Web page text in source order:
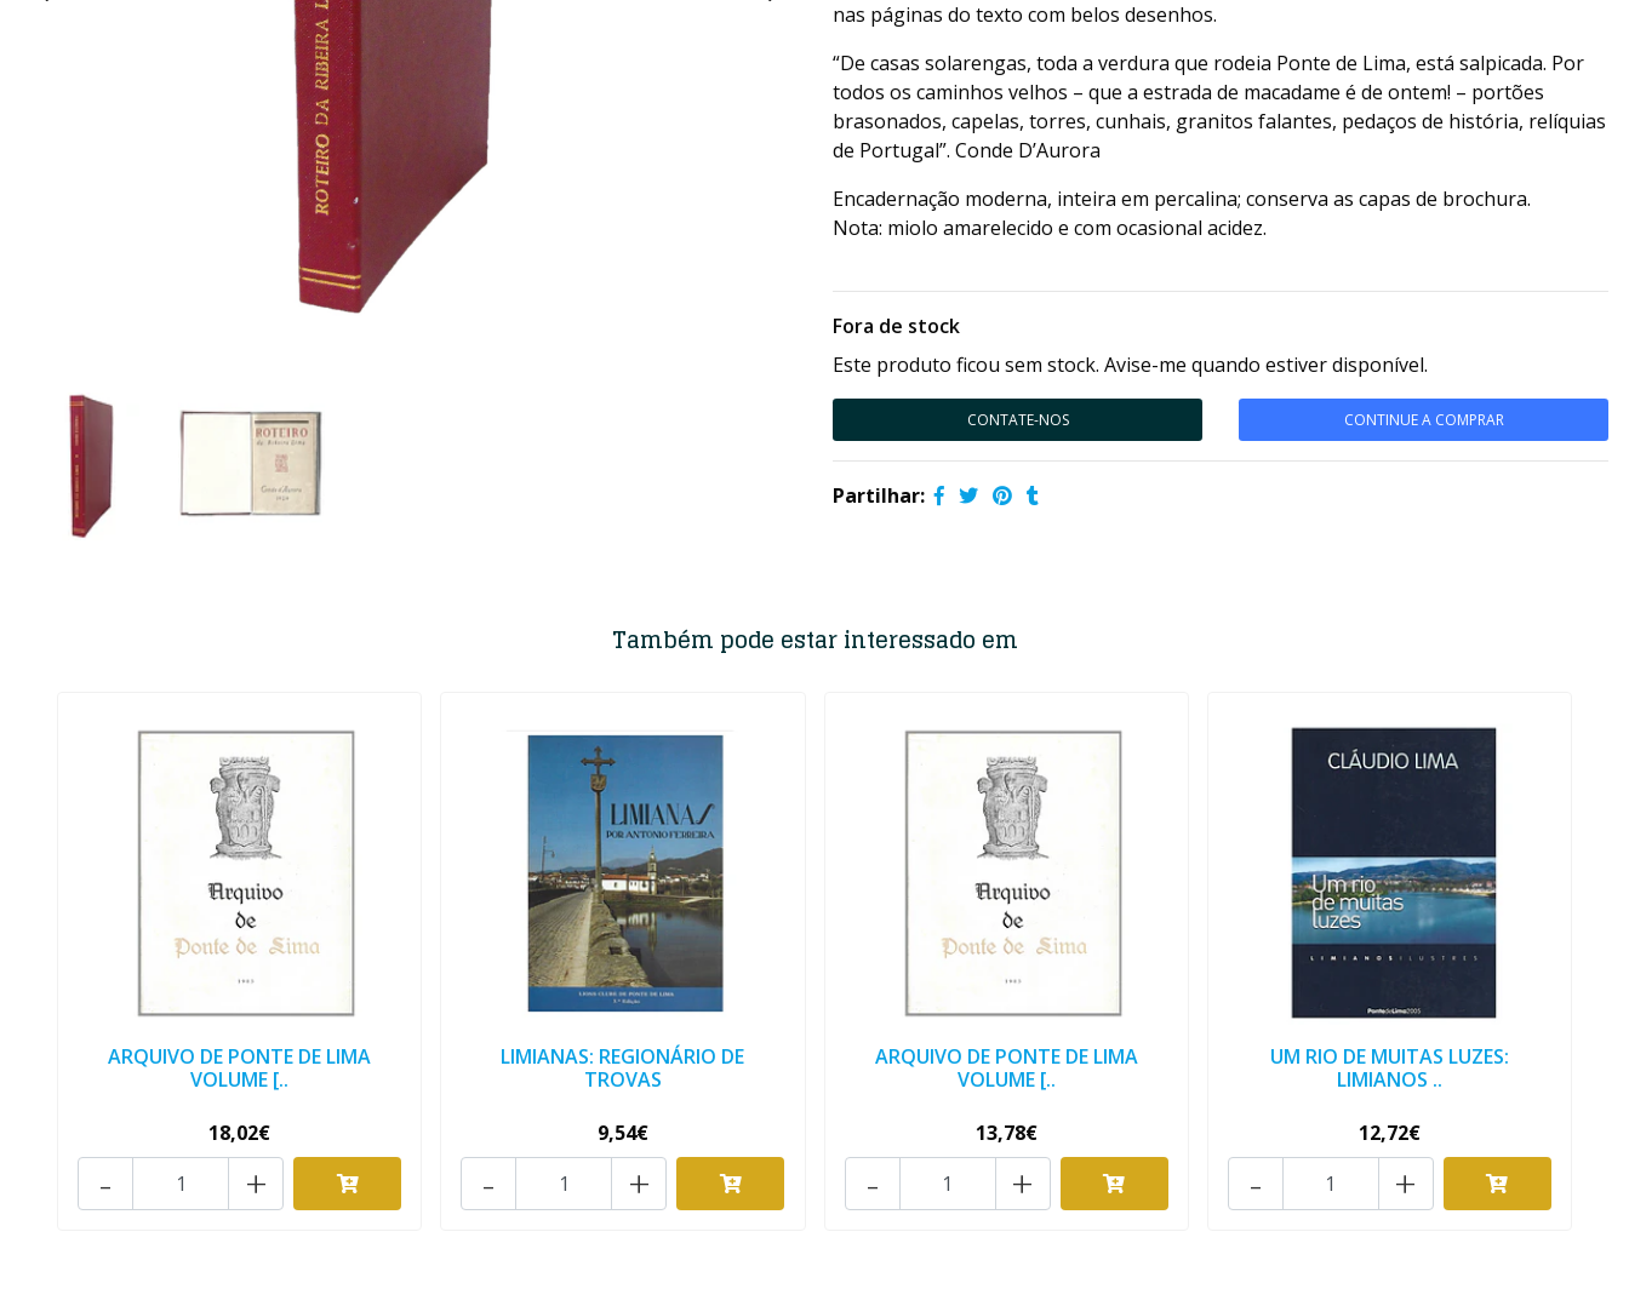
nas páginas do texto com belos desenhos.
“De casas solarengas, toda a verdura que rodeia Ponte de Lima, está salpicada. Por
todos os caminhos velhos – que a estrada de macadame é de ontem! – portões
brasonados, capelas, torres, cunhais, granitos falantes, pedaços de história, relíquias
de Portugal”. Conde D’Aurora
Encadernação moderna, inteira em percalina; conserva as capas de brochura.
Nota: miolo amarelecido e com ocasional acidez.
Fora de stock
Este produto ficou sem stock. Avise-me quando estiver disponível.
CONTATE-NOS CONTINUE A COMPRAR
Partilhar:
Também pode estar interessado em
ARQUIVO DE PONTE DE LIMA
VOLUME [..
18,02€
+
-
LIMIANAS: REGIONÁRIO DE
TROVAS
9,54€
+
-
ARQUIVO DE PONTE DE LIMA
VOLUME [..
13,78€
+
-
UM RIO DE MUITAS LUZES:
LIMIANOS ..
12,72€
+
-